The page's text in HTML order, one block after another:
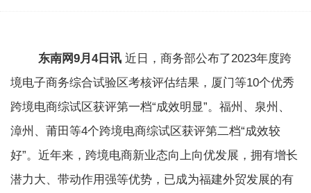
东南网9月4日讯 近日，商务部公布了2023年度跨
境电子商务综合试验区考核评估结果，厦门等10个优秀
跨境电商综试区获评第一档“成效明显”。福州、泉州、
漳州、莆田等4个跨境电商综试区获评第二档“成效较
好”。近年来，跨境电商新业态向上向优发展，拥有增长
潜力大、带动作用强等优势，已成为福建外贸发展的有